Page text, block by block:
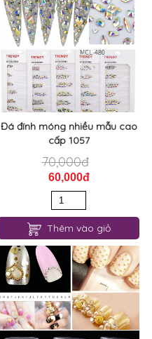
Đá đính móng nhiều mẫu cao
cấp 1057
70,000đ
60,000đ
Thêm vào giỏ